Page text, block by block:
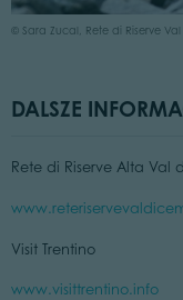
© Sara Zucal, Rete di Riserve
DALSZE
Rete di Riserve Alta Val
Visit Trentino
www.visittrentino.info